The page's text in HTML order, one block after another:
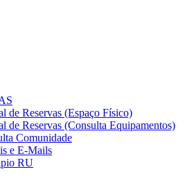
de Reservas (Espaço Físico)
de Reservas (Consulta Equipamentos)
Comunidade
e E-Mails
RU